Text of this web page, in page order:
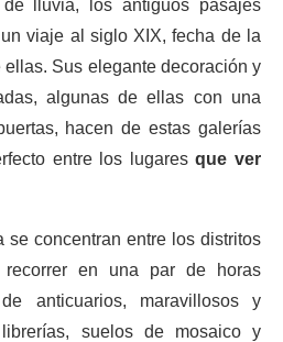
lluvia, los antiguos pasajes
viaje al siglo XIX, fecha de la
Sus elegante decoración y
algunas de ellas con una
hacen de estas galerías
entre los lugaresque ver
se concentran entre los distritos
en una par de horas
anticuarios, maravillosos y
librerías, suelos de mosaico y